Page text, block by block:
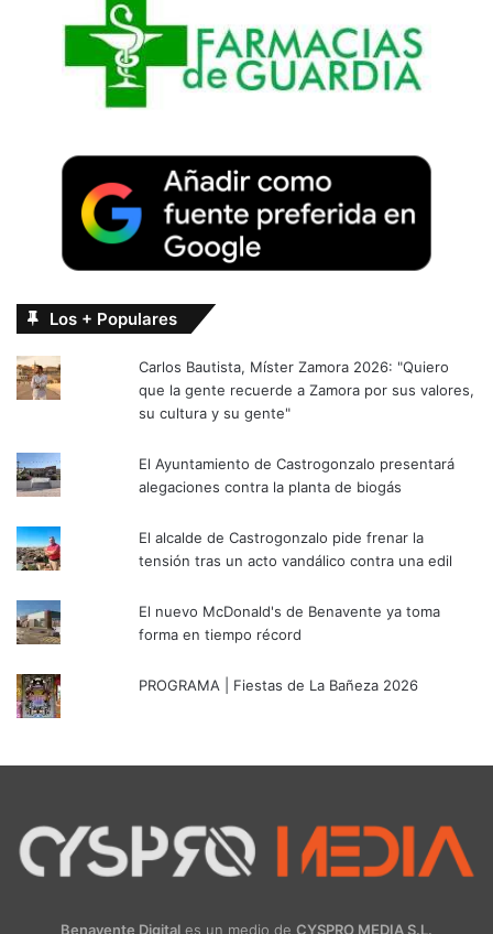
Los + Populares
Carlos Bautista, Míster Zamora 2026: "Quiero
que la gente recuerde a Zamora por sus valores,
su cultura y su gente"
El Ayuntamiento de Castrogonzalo presentará
alegaciones contra la planta de biogás
El alcalde de Castrogonzalo pide frenar la
tensión tras un acto vandálico contra una edil
El nuevo McDonald's de Benavente ya toma
forma en tiempo récord
PROGRAMA | Fiestas de La Bañeza 2026
Benavente Digital es un medio de CYSPRO MEDIA S.L.